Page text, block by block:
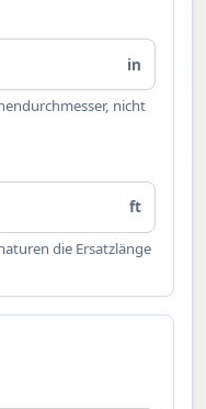
in
nicht
ft
die Ersatzlänge